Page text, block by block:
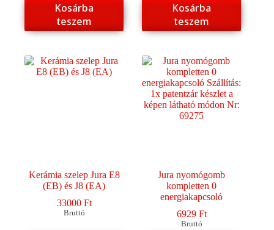
Kosárba
teszem
Kosárba
teszem
Kerámia szelep Jura E8
(EB) és J8 (EA)
33000 Ft
Bruttó
Jura nyomógomb
kompletten 0
energiakapcsoló
6929 Ft
Bruttó